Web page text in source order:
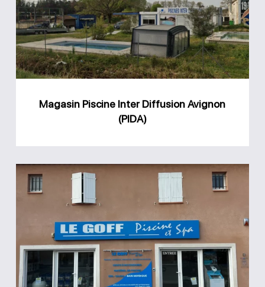
Diffusion
Avignon
(PIDA)
Magasin Piscine Inter Diffusion Avignon
(PIDA)
Magasin
Piscine
et
Spas